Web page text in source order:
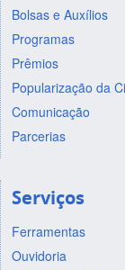
Bolsas e Auxílios
Programas
Prêmios
Popularização da
Comunicação
Parcerias
Serviços
Ferramentas
Ouvidoria